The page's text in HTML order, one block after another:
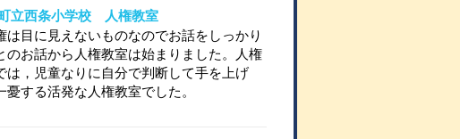
立西条小学校 人権教室
は目に見えないものなのでお話をしっかり
のお話から人権教室は始まりました。人権
は，児童なりに自分で判断して手を上げ
する活発な人権教室でした。